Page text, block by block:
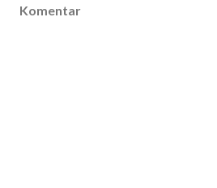
Komentar